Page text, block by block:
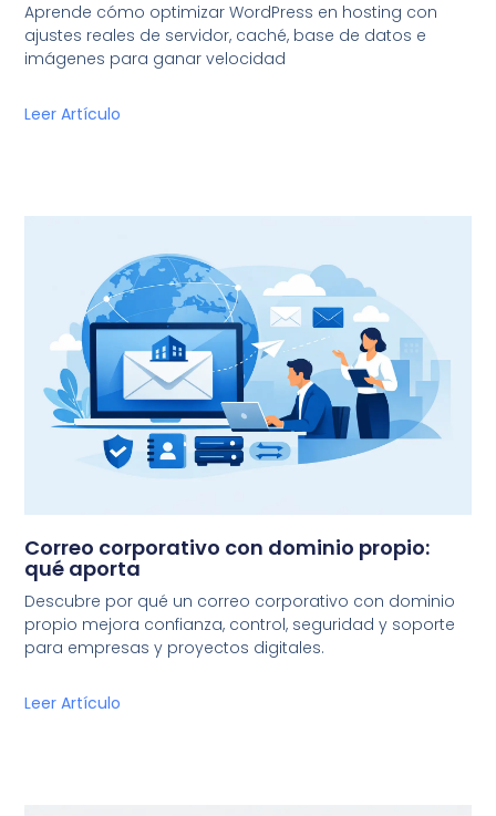
Aprende cómo optimizar WordPress en hosting con
ajustes reales de servidor, caché, base de datos e
imágenes para ganar velocidad
Leer Artículo
Correo corporativo con dominio propio:
qué aporta
Descubre por qué un correo corporativo con dominio
propio mejora confianza, control, seguridad y soporte
para empresas y proyectos digitales.
Leer Artículo